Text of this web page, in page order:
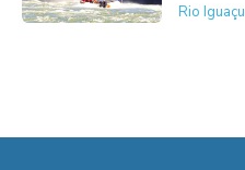
Rio Iguaçu